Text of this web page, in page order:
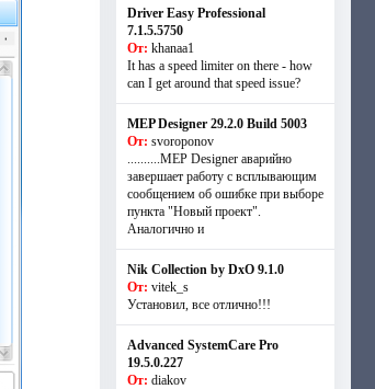
Driver Easy Professional
7.1.5.5750
От: khanaa1
It has a speed limiter on there - how
can I get around that speed issue?
MEP Designer 29.2.0 Build 5003
От: svoroponov
..........MEP Designer аварийно
завершает работу с всплывающим
сообщением об ошибке при выборе
пункта "Новый проект".
Аналогично и
Nik Collection by DxO 9.1.0
От: vitek_s
Установил, все отлично!!!
Advanced SystemCare Pro
19.5.0.227
От: diakov